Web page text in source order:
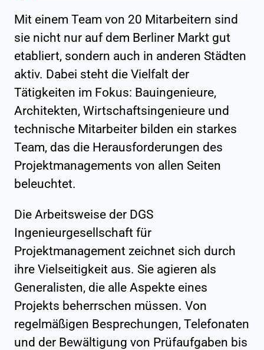
Mit einem Team von 20 Mitarbeitern sind
sie nicht nur auf dem Berliner Markt gut
etabliert, sondern auch in anderen Städten
aktiv. Dabei steht die Vielfalt der
Tätigkeiten im Fokus: Bauingenieure,
Architekten, Wirtschaftsingenieure und
technische Mitarbeiter bilden ein starkes
Team, das die Herausforderungen des
Projektmanagements von allen Seiten
beleuchtet.
Die Arbeitsweise der DGS
Ingenieurgesellschaft für
Projektmanagement zeichnet sich durch
ihre Vielseitigkeit aus. Sie agieren als
Generalisten, die alle Aspekte eines
Projekts beherrschen müssen. Von
regelmäßigen Besprechungen, Telefonaten
und der Bewältigung von Prüfaufgaben bis